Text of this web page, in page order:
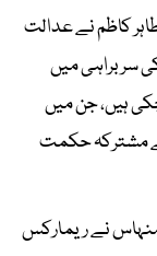
کاظم نے عدالت
سربراہی میں
ہیں، جن میں
مشترکہ حکمت
منہاس نے ریمارکس